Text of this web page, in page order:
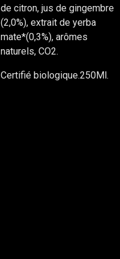
de citron, jus de gingembre
(2,0%), extrait de yerba
mate*(0,3%), arômes
naturels, CO2.
Certifié biologique.250Ml.